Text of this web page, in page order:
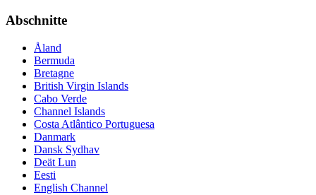
Abschnitte
Åland
Bermuda
Bretagne
British Virgin Islands
Cabo Verde
Channel Islands
Costa Atlântico Portuguesa
Danmark
Dansk Sydhav
Deät Lun
Eesti
English Channel